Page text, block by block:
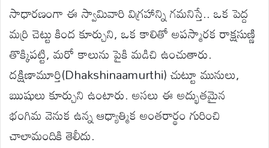
సాధారణంగా ఈ స్వామివారి విగ్రహాన్ని గమనిస్తే.. ఒక పెద్ద
మర్రి చెట్టు కింద కూర్చుని, ఒక కాలితో అపస్మారక రాక్షసుణ్ణి
తొక్కిపట్టి, మరో కాలును పైకి మడిచి ఉంచుతారు.
దక్షిణామూర్తి(Dhakshinaamurthi) చుట్టూ మునులు,
ఋషులు కూర్చుని ఉంటారు. అసలు ఈ అద్భుతమైన
భంగిమ వెనుక ఉన్న ఆధ్యాత్మిక అంతరార్థం గురించి
చాలామందికి తెలీదు.